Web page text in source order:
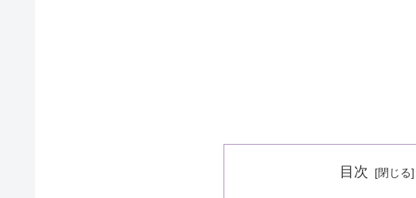
目次